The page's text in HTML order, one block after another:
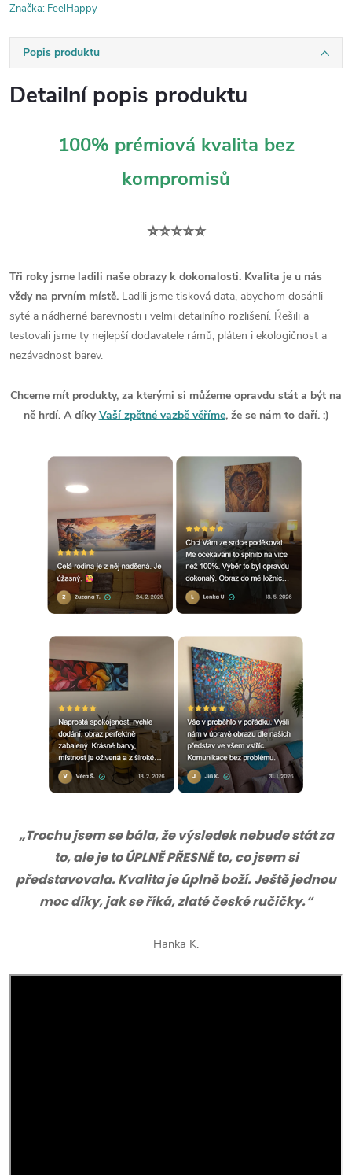
Značka: FeelHappy
Popis produktu
Detailní popis produktu
100% prémiová kvalita bez
kompromisů
⭐⭐⭐⭐⭐
Tři roky jsme ladili naše obrazy k dokonalosti. Kvalita je u nás
vždy na prvním místě. Ladili jsme tisková data, abychom dosáhli
syté a nádherné barevnosti i velmi detailního rozlišení. Řešili a
testovali jsme ty nejlepší dodavatele rámů, pláten i ekologičnost a
nezávadnost barev.
Chceme mít produkty, za kterými si můžeme opravdu stát a být na
ně hrdí. A díkyVaší zpětné vazbě věříme, že se nám to daří. :)
„Trochu jsem se bála, že výsledek nebude stát za
to, ale je to ÚPLNĚ PŘESNĚ to, co jsem si
představovala. Kvalita je úplně boží. Ještě jednou
moc díky, jak se říká, zlaté české ručičky.“
Hanka K.